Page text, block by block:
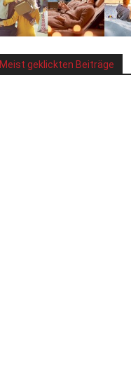
Meist geklickten Beiträge